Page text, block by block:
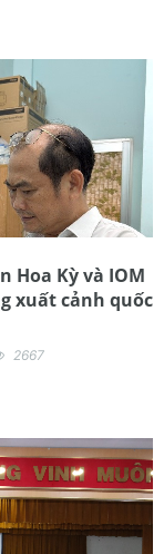
Hoa Kỳ và IOM
xuất cảnh quốc
2667